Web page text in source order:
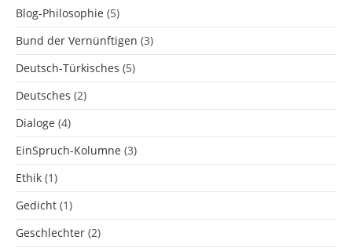
Blog-Philosophie (5)
Bund der Vernünftigen (3)
Deutsch-Türkisches (5)
Deutsches (2)
Dialoge (4)
EinSpruch-Kolumne (3)
Ethik (1)
Gedicht (1)
Geschlechter (2)